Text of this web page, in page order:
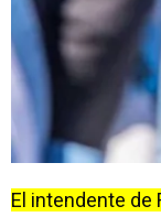
El intendente de